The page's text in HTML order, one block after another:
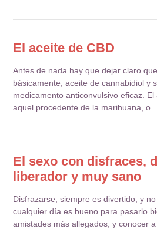
El aceite de CBD
Antes de nada hay que dejar claro
básicamente, aceite de cannabidiol y
medicamento anticonvulsivo eficaz.
aquel procedente de la marihuana, o
El sexo con disfraces,
liberador y muy sano
Disfrazarse, siempre es divertido, y
cualquier día es bueno para pasarlo
amistades más allegados, y conocer